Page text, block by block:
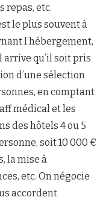
repas, etc.
le plus souvent à
l’hébergement,
arrive qu’il soit pris
d’une sélection
en comptant
médical et les
des hôtels 4 ou 5
soit 10 000 €
la mise à
etc. On négocie
accordent